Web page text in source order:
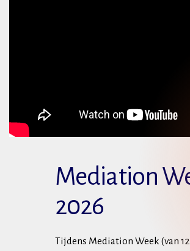
Mediation
2026
Tijdens Mediation Week (van